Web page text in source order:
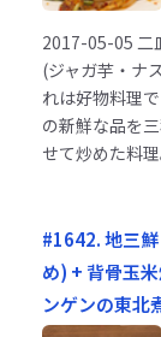
2017-05-05 二
(ジャガ芋・ナ
れは好物料理
の新鮮な品を
せて炒めた料
#1642. 地三
め) + 背骨玉
ンゲンの東北